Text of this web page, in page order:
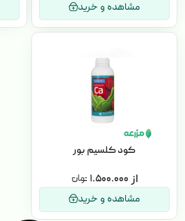
مشاهده و خرید
کود کلسیم بور
۱.۵۰۰.۰۰۰
مشاهده و خرید